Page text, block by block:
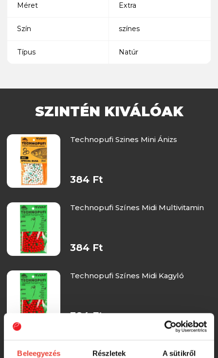
Beleegyezés Részletek A sütikről
Méret Extra
Szín színes
Típus Natúr
SZINTÉN KIVÁLÓAK
Technopufi Szines Mini Ánizs
384 Ft
Technopufi Színes Midi Multivitamin
384 Ft
Technopufi Színes Midi Kagyló
384 Ft
Technopufi Színes Midi Fokhagyma